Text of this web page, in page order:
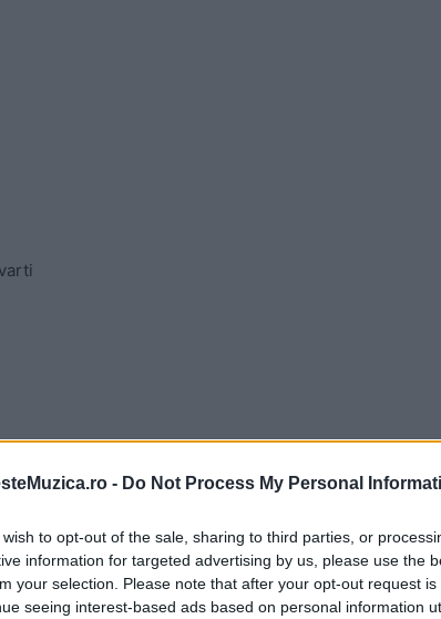
- Do Not Process My Personal
wish to opt-out of the sale, sharing to third parties, or
information for targeted advertising by us, please use the
your selection. Please note that after your opt-out request
seeing interest-based ads based on personal information